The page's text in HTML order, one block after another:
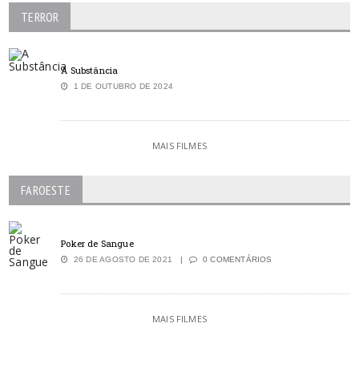
TERROR
A Substância
1 DE OUTUBRO DE 2024
MAIS FILMES
FAROESTE
Poker de Sangue
26 DE AGOSTO DE 2021 0 COMENTÁRIOS
MAIS FILMES